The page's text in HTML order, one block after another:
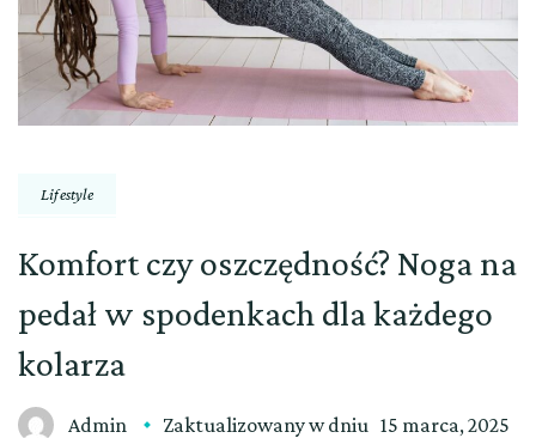
Lifestyle
Komfort czy oszczędność? Noga na
pedał w spodenkach dla każdego
kolarza
Admin Zaktualizowany w dniu 15 marca, 2025